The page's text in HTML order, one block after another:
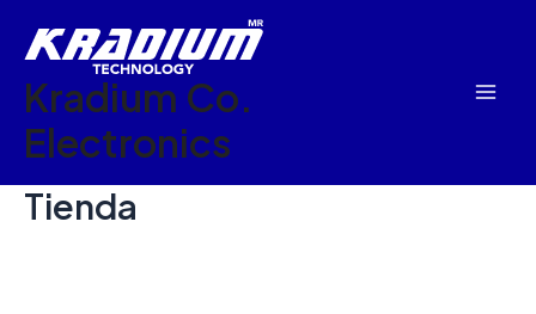
contenido
Kradium Co.
Electronics
Tienda